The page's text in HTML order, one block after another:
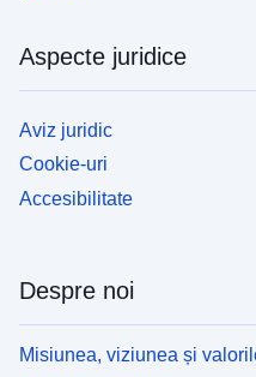
Aspecte juridice
Aviz juridic
Cookie-uri
Accesibilitate
Despre noi
Misiunea, viziunea și